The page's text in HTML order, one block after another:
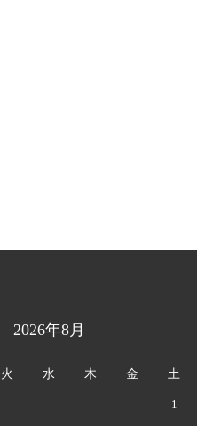
2026年8月
火 水 木 金 土
1